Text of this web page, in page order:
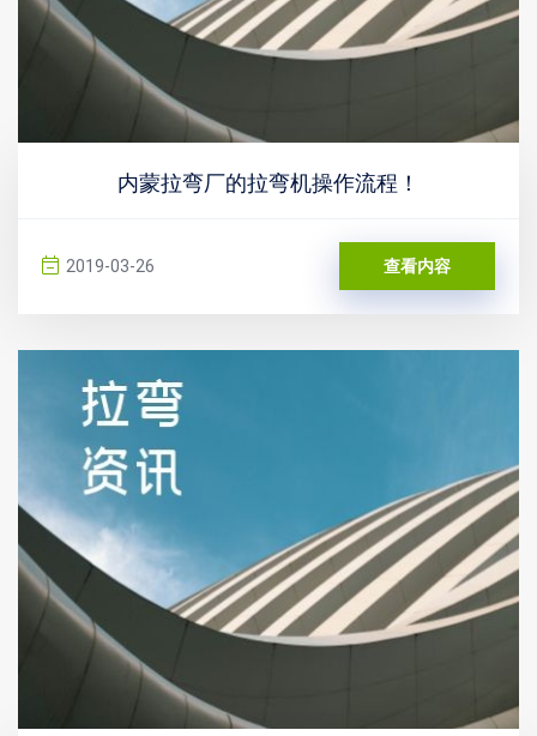
内蒙拉弯厂的拉弯机操作流程！
2019-03-26 查看内容